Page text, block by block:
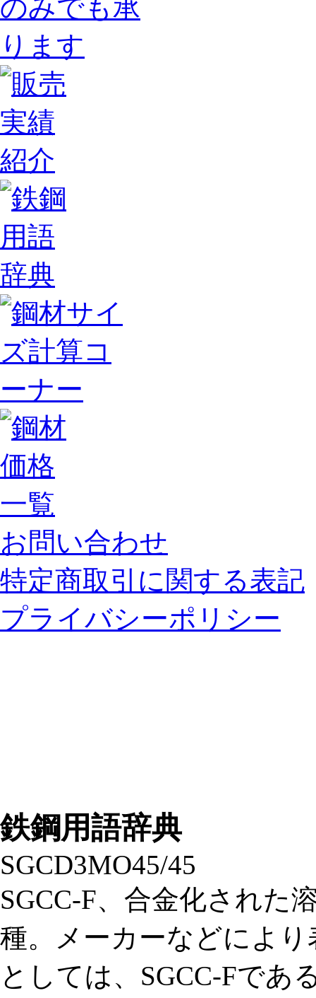
お問い合わせ
特定商取引に関する表記
プライバシーポリシー
鉄鋼用語辞典
SGCD3MO45/45
SGCC-F、合金化された
種。メーカーなどによ
としては、SGCC-Fであ